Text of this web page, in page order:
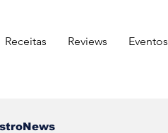
Receitas Reviews ⁠Eventos